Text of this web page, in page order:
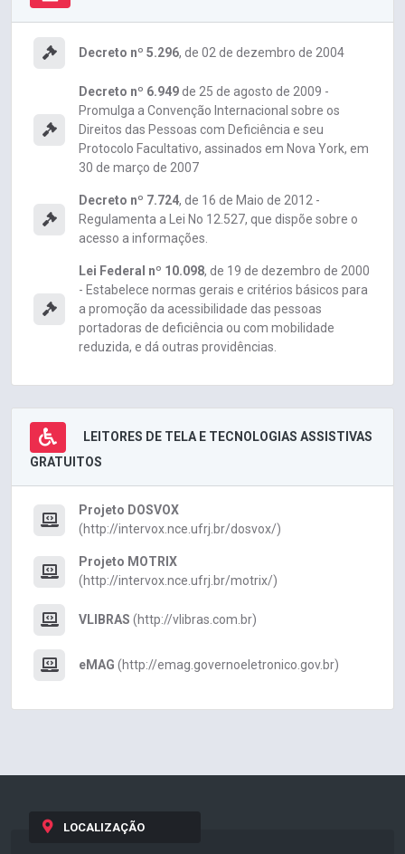
Decreto nº 5.296, de 02 de dezembro de 2004
Decreto nº 6.949 de 25 de agosto de 2009 -
Promulga a Convenção Internacional sobre os
Direitos das Pessoas com Deficiência e seu
Protocolo Facultativo, assinados em Nova York, em
30 de março de 2007
Decreto nº 7.724, de 16 de Maio de 2012 -
Regulamenta a Lei No 12.527, que dispõe sobre o
acesso a informações.
Lei Federal nº 10.098, de 19 de dezembro de 2000
- Estabelece normas gerais e critérios básicos para
a promoção da acessibilidade das pessoas
portadoras de deficiência ou com mobilidade
reduzida, e dá outras providências.
LEITORES DE TELA E TECNOLOGIAS ASSISTIVAS
GRATUITOS
Projeto DOSVOX
(http://intervox.nce.ufrj.br/dosvox/)
Projeto MOTRIX
(http://intervox.nce.ufrj.br/motrix/)
VLIBRAS (http://vlibras.com.br)
eMAG (http://emag.governoeletronico.gov.br)
LOCALIZAÇÃO